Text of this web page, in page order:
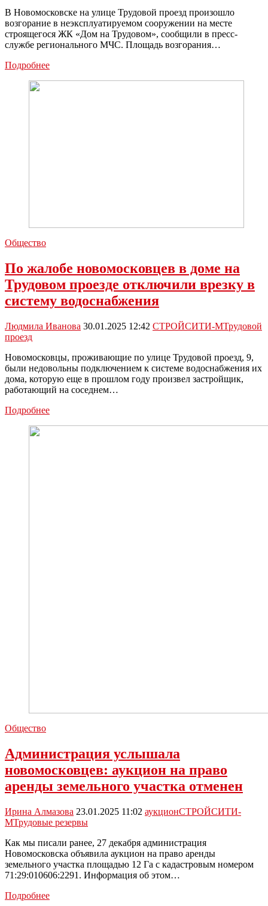
В Новомосковске на улице Трудовой проезд произошло
возгорание в неэксплуатируемом сооружении на месте
строящегося ЖК «Дом на Трудовом», сообщили в пресс-
службе регионального МЧС. Площадь возгорания…
ПодробнееВ
Общество
По жалобе новомосковцев в доме на
Трудовом проезде отключили врезку в
систему водоснабжения
Людмила Иванова 30.01.2025 12:42 СТРОЙСИТИ-МТрудовой
проезд
Новомосковцы, проживающие по улице Трудовой проезд, 9,
были недовольны подключением к системе водоснабжения их
дома, которую еще в прошлом году произвел застройщик,
работающий на соседнем…
ПодробнееПо
Общество
Администрация услышала
новомосковцев: аукцион на право
аренды земельного участка отменен
Ирина Алмазова 23.01.2025 11:02 аукционСТРОЙСИТИ-
МТрудовые резервы
Как мы писали ранее, 27 декабря администрация
Новомосковска объявила аукцион на право аренды
земельного участка площадью 12 Га с кадастровым номером
71:29:010606:2291. Информация об этом…
ПодробнееАдминистрация